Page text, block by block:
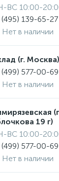
ВС 10:00-
(495) 139-65-27
Нет в наличии
(г. Москва)
(499) 577-00-69
Нет в наличии
19 г)
ВС 10:00-
(499) 577-00-69
Нет в наличии